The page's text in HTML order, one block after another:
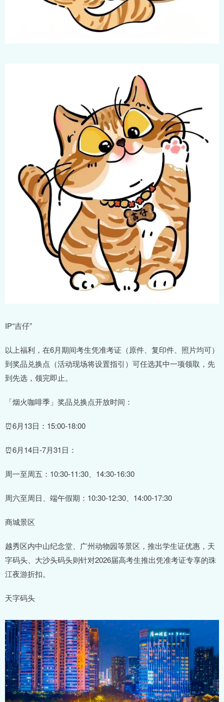
IP“吉仔”
以上福利，在6月期间考生凭准考证（原件、复印件、照片均可）
到奖品兑换点（活动现场将设置指引）可任选其中一项领取，先
到先选，领完即止。
「烟火咖啡季」奖品兑换点开放时间：
⏰6月13日：15:00-18:00
⏰6月14日-7月31日：
周一至周五：10:30-11:30、14:30-16:30
周六至周日、端午假期：10:30-12:30、14:00-17:30
商城景区
越秀区内中山纪念堂、广州动物园等景区，推出学生证优惠，天
字码头、大沙头码头则针对2026届高考生推出凭准考证专享的珠
江夜游折扣。
天字码头